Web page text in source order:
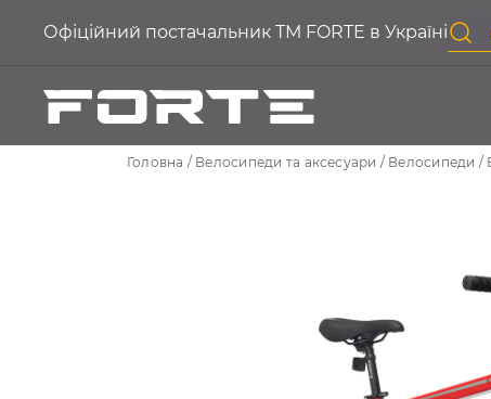
Офіційний постачальник ТМ FORTE в Україні
Головна Велосипеди та аксесуари Велосипеди